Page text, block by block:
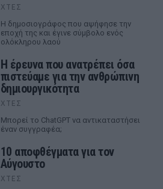
ΧΤΕΣ
Η δημοσιογράφος που αψήφησε την
εποχή της και έγινε σύμβολο ενός
ολόκληρου λαού
Η έρευνα που ανατρέπει όσα
πιστεύαμε για την ανθρώπινη
δημιουργικότητα
ΧΤΕΣ
Mπορεί το ChatGPT να αντικαταστήσει
έναν συγγραφέα;
10 αποφθέγματα για τον
Αύγουστο
ΧΤΕΣ